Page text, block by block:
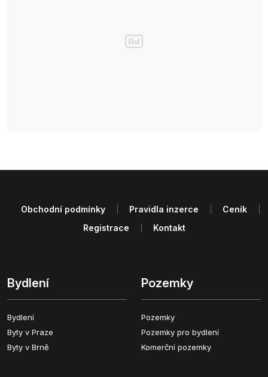
Bydlení
Bydlení
Byty v Praze
Byty v Brně
Pozemky
Pozemky
Pozemky pro bydlení
Komerční pozemky
Obchodní podmínky Pravidla inzerce
Ceník
Registrace
Kontakt